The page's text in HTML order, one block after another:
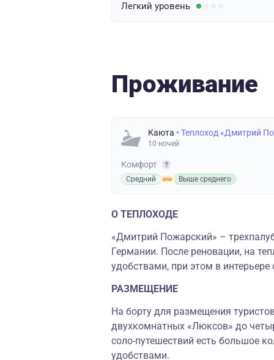
Легкий уровень
Проживание
Каюта • Теплоход «Дмитрий
10 ночей
Комфорт
Средний Выше среднего
О ТЕПЛОХОДЕ
«Дмитрий Пожарский» –
Германии. После реновации, на
удобствами, при этом в
РАЗМЕЩЕНИЕ
На борту для размещения
двухкомнатных «Люксов» до
соло-путешествий есть большое
удобствами.